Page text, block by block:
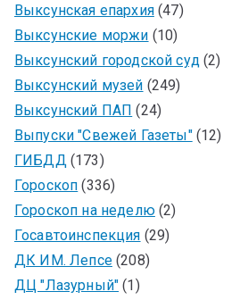
Выксунская епархия(47)
Выксунские моржи (10)
Выксунский городской суд(2)
Выксунский музей (249)
Выксунский ПАП (24)
Выпуски "Свежей Газеты"(12)
ГИБДД(173)
Гороскоп (336)
Гороскоп на неделю(2)
Госавтоинспекция (29)
ДК ИМ. Лепсе(208)
ДЦ "Лазурный" (1)